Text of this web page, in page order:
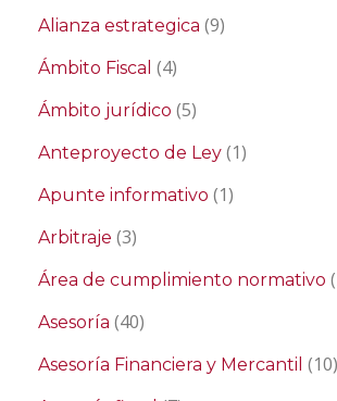
Alianza estrategica (9)
Ámbito Fiscal (4)
Ámbito jurídico (5)
Anteproyecto de Ley (1)
Apunte informativo (1)
Arbitraje (3)
Área de cumplimiento normativo
Asesoría (40)
Asesoría Financiera y Mercantil (10)